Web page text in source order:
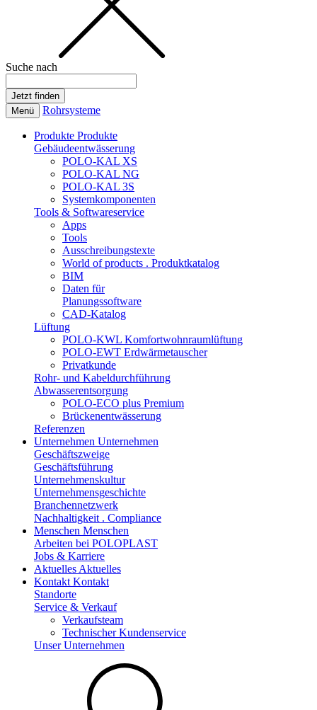
Suche nach
Menü Rohrsysteme
Produkte Produkte
Gebäudeentwässerung
POLO-KAL XS
POLO-KAL NG
POLO-KAL 3S
Systemkomponenten
Tools & Softwareservice
Apps
Tools
Ausschreibungstexte
World of products . Produktkatalog
BIM
Daten für
Planungssoftware
CAD-Katalog
Lüftung
POLO-KWL Komfortwohnraumlüftung
POLO-EWT Erdwärmetauscher
Privatkunde
Rohr- und Kabeldurchführung
Abwasserentsorgung
POLO-ECO plus Premium
Brückenentwässerung
Referenzen
Unternehmen Unternehmen
Geschäftszweige
Geschäftsführung
Unternehmenskultur
Unternehmensgeschichte
Branchennetzwerk
Nachhaltigkeit . Compliance
Menschen Menschen
Arbeiten bei POLOPLAST
Jobs & Karriere
Aktuelles Aktuelles
Kontakt Kontakt
Standorte
Service & Verkauf
Verkaufsteam
Technischer Kundenservice
Unser Unternehmen